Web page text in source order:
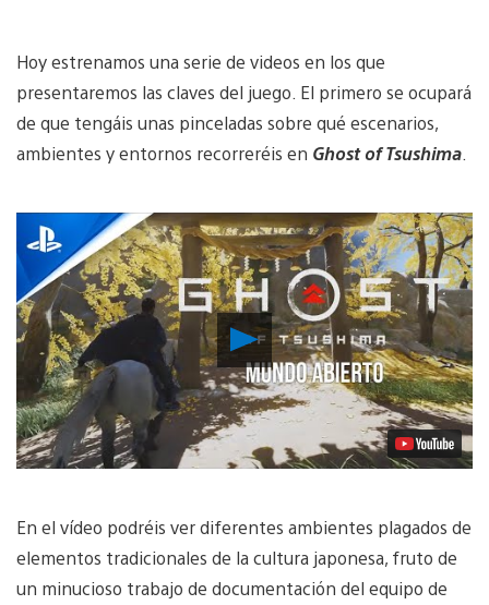
Hoy estrenamos una serie de videos en los que
presentaremos las claves del juego. El primero se ocupará
de que tengáis unas pinceladas sobre qué escenarios,
ambientes y entornos recorreréis en Ghost of Tsushima
Reproducir
vídeo
En el vídeo podréis ver diferentes ambientes plagados de
elementos tradicionales de la cultura japonesa, fruto de
un minucioso trabajo de documentación del equipo de